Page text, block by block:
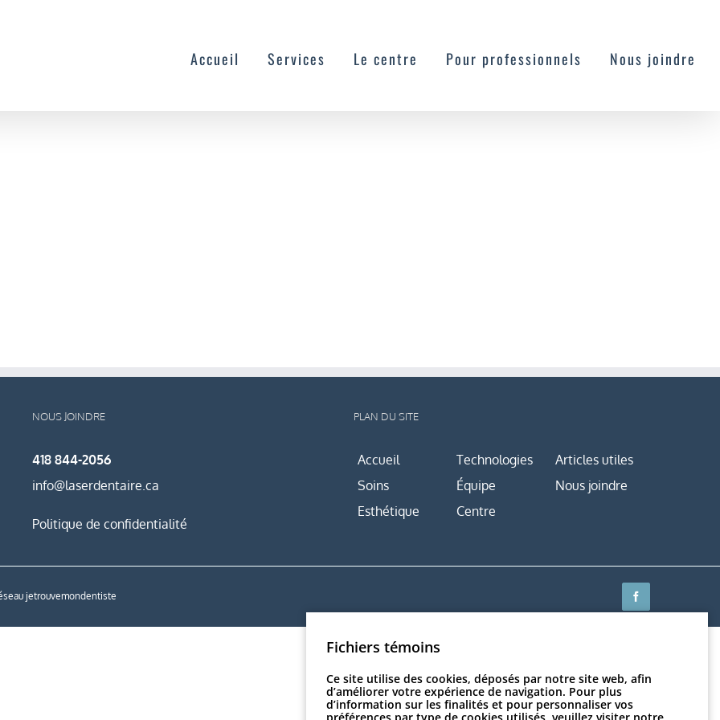
Accueil Services Le centre Pour professionnels Nous joindre
NOUS JOINDRE
418 844-2056
info@laserdentaire.ca
Politique de confidentialité
PLAN DU SITE
Accueil
Soins
Esthétique
Technologies
Équipe
Centre
Articles utiles
Nous joindre
jetrouvemondentiste Facebook
Fichiers témoins
Ce site utilise des cookies, déposés par notre site web, afin
d’améliorer votre expérience de navigation. Pour plus
d’information sur les finalités et pour personnaliser vos